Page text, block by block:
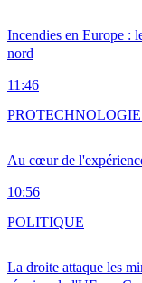
Incendies en Europe :
nord
11:46
Au cœur de
10:56
PRO
La droite attaque les
POLITIQUE